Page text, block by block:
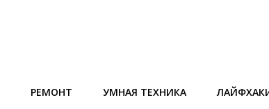
РЕМОНТ УМНАЯ ТЕХНИКА